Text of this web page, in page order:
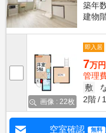
築年
建物
画像 : 22枚
即入居
7万円
管理
敷
2階
空室確認 無料